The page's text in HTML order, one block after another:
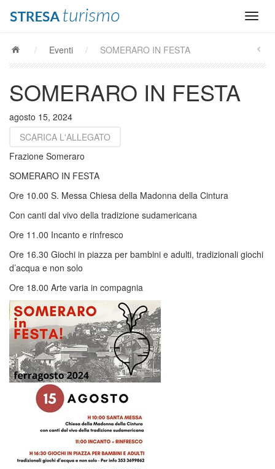
/ Eventi / SOMERARO IN FESTA
SOMERARO IN FESTA
agosto 15, 2024
SCARICA L'ALLEGATO
Frazione Someraro
SOMERARO IN FESTA
Ore 10.00 S. Messa Chiesa della Madonna della Cintura
Con canti dal vivo della tradizione sudamericana
Ore 11.00 Incanto e rinfresco
Ore 16.30 Giochi in piazza per bambini e adulti, tradizionali giochi
d’acqua e non solo
Ore 18.00 Arte varia in compagnia